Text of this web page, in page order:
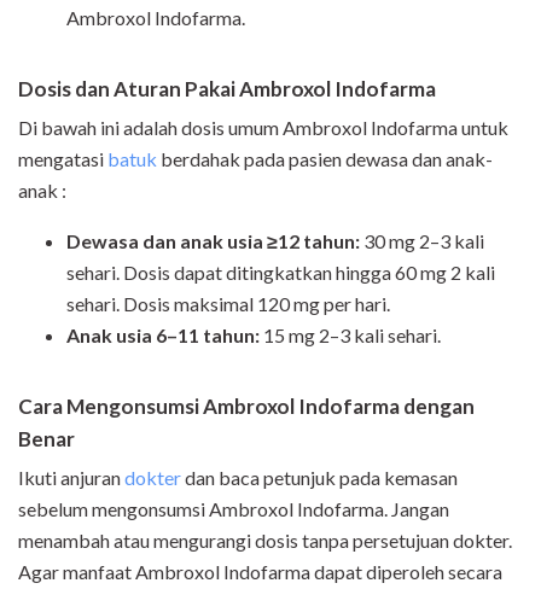
Ambroxol Indofarma.
Dosis dan Aturan Pakai Ambroxol Indofarma
Di bawah ini adalah dosis umum Ambroxol Indofarma untuk
mengatasi batuk berdahak pada pasien dewasa dan anak-
anak :
Dewasa dan anak usia ≥12 tahun: 30 mg 2–3 kali
sehari. Dosis dapat ditingkatkan hingga 60 mg 2 kali
sehari. Dosis maksimal 120 mg per hari.
Anak usia 6–11 tahun: 15 mg 2–3 kali sehari.
Cara Mengonsumsi Ambroxol Indofarma dengan
Benar
Ikuti anjurandokterdan baca petunjuk pada kemasan
sebelum mengonsumsi Ambroxol Indofarma. Jangan
menambah atau mengurangi dosis tanpa persetujuan dokter.
Agar manfaat Ambroxol Indofarma dapat diperoleh secara